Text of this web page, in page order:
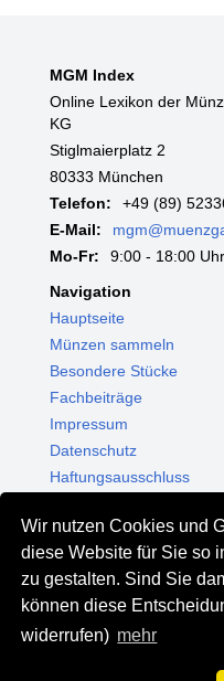
Wir nutzen Cookies und
diese Website für Sie so
zu gestalten. Sind Sie
können diese
widerrufen) mehr
MGM Index
Online Lexikon der
KG
Stiglmaierplatz 2
80333 München
Telefon:
+49 (89)
E-Mail:
Mo-Fr:
9:00 - 18:00 Uhr
Navigation
Hauptseite
Münzen sammeln
Besondere Stücke
Fachbeiträge
Impressum
Datenschutz
Haftungsausschluss
Shop - Online kaufen
Münzgalerie München
MGM Schmuck
MGM Pfand